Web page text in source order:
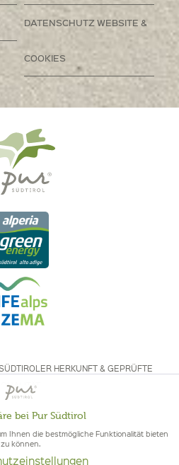
DATENSCHUTZ WEBSITE &
COOKIES
HERKUNFT & GEPRÜFTE
QUALITÄT
Aktiv
bei Pur Südtirol
Ihnen die bestmögliche Funktionalität bieten
zu können.